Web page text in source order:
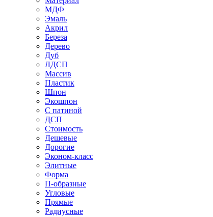
МДФ
Эмаль
Акрил
Береза
Дерево
Дуб
ЛДСП
Массив
Пластик
Шпон
Экошпон
С патиной
ДСП
Стоимость
Дешевые
Дорогие
Эконом-класс
Элитные
Форма
П-образные
Угловые
Прямые
Радиусные